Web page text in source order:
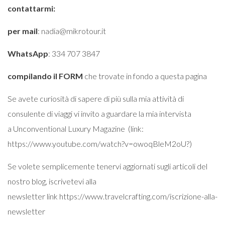
contattarmi:
per mail: nadia@mikrotour.it
WhatsApp: 334 707 3847
compilando il FORM che trovate in fondo a questa pagina
Se avete curiosità di sapere di più sulla mia attività di
consulente di viaggi vi invito a guardare la mia intervista
a Unconventional Luxury Magazine (link:
https://www.youtube.com/watch?v=owoqBleM2oU?)
Se volete semplicemente tenervi aggiornati sugli articoli del
nostro blog, iscrivetevi alla
newsletter link https://www.travelcrafting.com/iscrizione-alla-
newsletter